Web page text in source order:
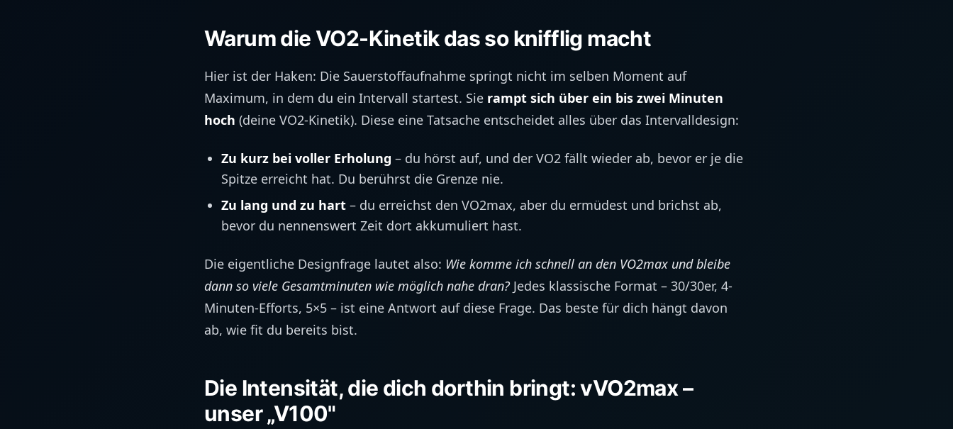
Warum die VO2-Kinetik das so knifflig macht
Hier ist der Haken: Die Sauerstoffaufnahme springt nicht im selben Moment auf
Maximum, in dem du ein Intervall startest. Sie rampt sich über ein bis zwei Minuten
hoch (deine VO2-Kinetik). Diese eine Tatsache entscheidet alles über das Intervalldesign:
Zu kurz bei voller Erholung – du hörst auf, und der VO2 fällt wieder ab, bevor er je die
Spitze erreicht hat. Du berührst die Grenze nie.
Zu lang und zu hart – du erreichst den VO2max, aber du ermüdest und brichst ab,
bevor du nennenswert Zeit dort akkumuliert hast.
Die eigentliche Designfrage lautet also: Wie komme ich schnell an den VO2max und bleibe
dann so viele Gesamtminuten wie möglich nahe dran?Jedes klassische Format – 30/30er, 4-
Minuten-Efforts, 5×5 – ist eine Antwort auf diese Frage. Das beste für dich hängt davon
ab, wie fit du bereits bist.
Die Intensität, die dich dorthin bringt: vVO2max –
unser „V100"